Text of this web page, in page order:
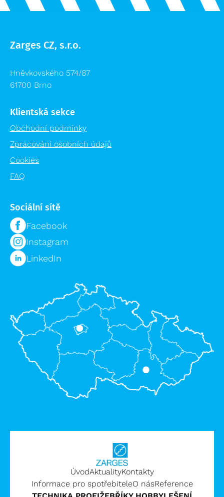
Zarges CZ, s.r.o.
Hněvkovského 574/87
61700 Brno
Klientská sekce
Obchodní podmínky
Zpracování osobních údajů
Cookies
FAQ
Sociální sítě
Facebook
Instagram
LinkedIn
ÚvodAktualityKontakty
Informace pro spotřebiteleO násReference